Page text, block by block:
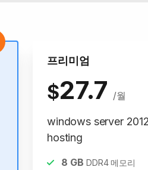
프리미엄
$27.7 /월
windows server 2012
hosting
8 GB DDR4 메모리